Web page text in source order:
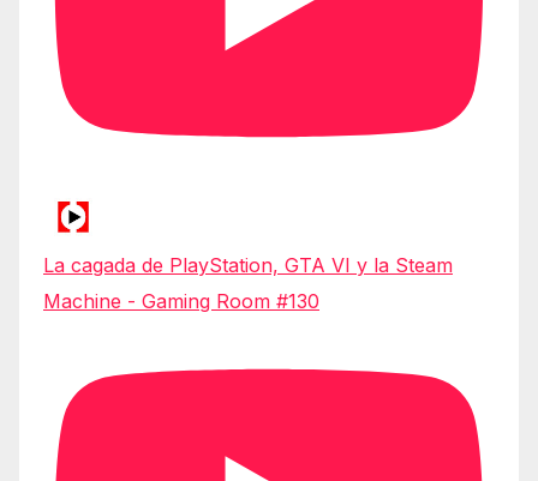
La cagada de PlayStation, GTA VI y la Steam
Machine - Gaming Room #130